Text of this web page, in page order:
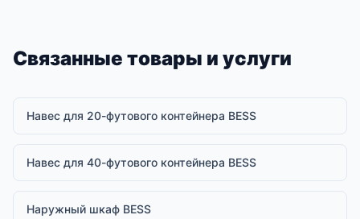
Связанные товары и услуги
Навес для 20-футового контейнера BESS
Навес для 40-футового контейнера BESS
Наружный шкаф BESS